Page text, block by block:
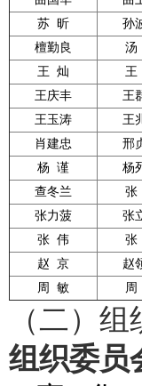
苏 昕 孙
檀勤良
汤
王 灿 王
王庆丰
王
王玉涛
王
肖建忠
邢
杨 谨 杨
查冬兰
张
张力菠
张
张 伟 张
赵 京 赵
周
敏 周
（二）
组织委员